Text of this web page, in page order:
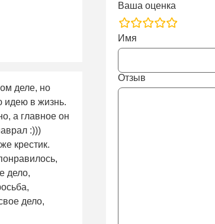
деле, но
идею в жизнь.
а главное он
:)))
крестик.
дело,
дело,
Ваша оценка
rating
fields
Имя
Отзыв